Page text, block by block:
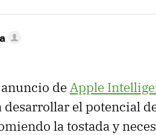
deApple
el potencial
la tostada y